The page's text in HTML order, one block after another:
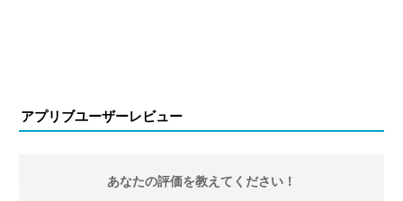
アプリブユーザーレビュー
あなたの評価を教えてください！